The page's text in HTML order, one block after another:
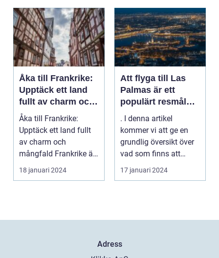
Åka till Frankrike:
Upptäck ett land
fullt av charm och
mångfald
Åka till Frankrike:
Upptäck ett land fullt
av charm och
mångfald Frankrike är
ett land som fasciner...
18 januari 2024
Att flyga till Las
Palmas är ett
populärt resmål
för många
resenärer, som
dras till de vackra
stränderna, det
och den
avslappnade
. I denna artikel
kommer vi att ge en
grundlig översikt över
vad som finns att
upptäcka när man
flyg...
17 januari 2024
Adress